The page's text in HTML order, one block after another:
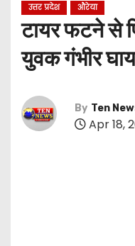
उत्तर प्रदेश औरेया
टायर फटने से
युवक गंभीर
By Ten
Apr 18,